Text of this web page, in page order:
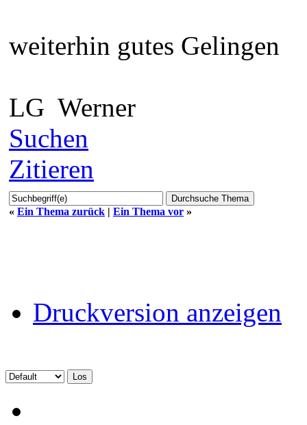
weiterhin gutes Gelingen
LG Werner
Suchen
Zitieren
« Ein Thema zurück | Ein Thema vor »
Druckversion anzeigen